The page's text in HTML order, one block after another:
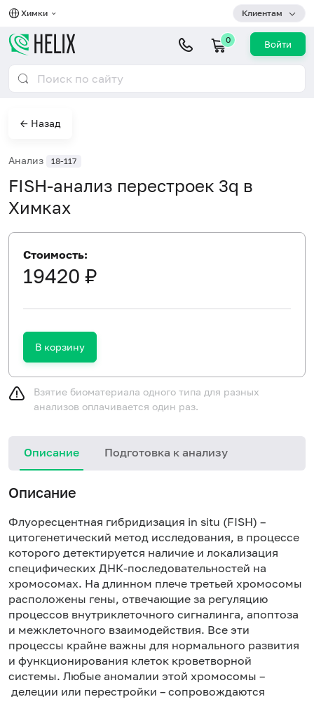
Химки Клиентам
0 Войти
← Назад
Анализ 18-117
FISH-анализ перестроек 3q в
Химках
Стоимость:
19420 ₽
В корзину
Взятие биоматериала одного типа для разных
анализов оплачивается один раз.
Описание Подготовка к анализу
Описание
Флуоресцентная гибридизация in situ (FISH) –
цитогенетический метод исследования, в процессе
которого детектируется наличие и локализация
специфических ДНК-последовательностей на
хромосомах. На длинном плече третьей хромосомы
расположены гены, отвечающие за регуляцию
процессов внутриклеточного сигналинга, апоптоза
и межклеточного взаимодействия. Все эти
процессы крайне важны для нормального развития
и функционирования клеток кроветворной
системы. Любые аномалии этой хромосомы –
делеции или перестройки – сопровождаются